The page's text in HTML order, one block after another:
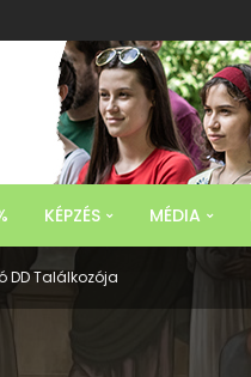
KÉPZÉS MÉDIA
DD Találkozója